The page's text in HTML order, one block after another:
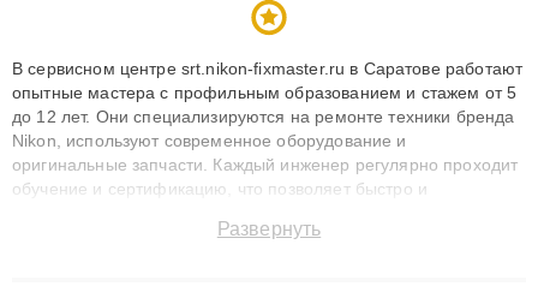
В сервисном центре srt.nikon-fixmaster.ru в Саратове работают
опытные мастера с профильным образованием и стажем от 5
до 12 лет. Они специализируются на ремонте техники бренда
Nikon, используют современное оборудование и
оригинальные запчасти. Каждый инженер регулярно проходит
обучение и сертификацию, что позволяет быстро и
сохранением гарантии до 3 лет. Наши мастера решают
Развернуть